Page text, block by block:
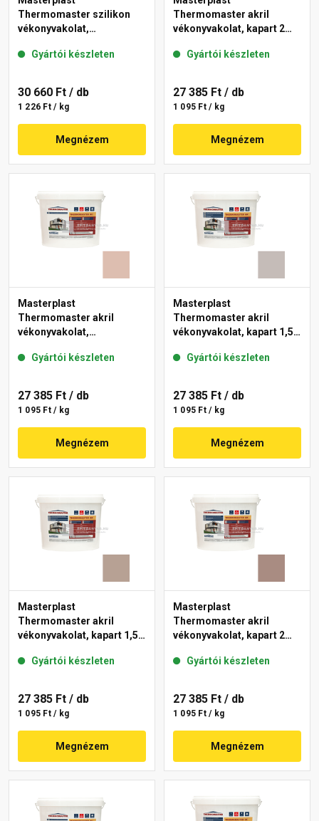
Thermomaster szilikon
vékonyvakolat,
14-D 25 kg
Gyártói készleten
30 660 Ft / db
1 226 Ft / kg
Megnézem
Thermomaster akril
vékonyvakolat, kapart 2
Gyártói készleten
27 385 Ft / db
1 095 Ft / kg
Megnézem
Masterplast
Thermomaster akril
vékonyvakolat,
13-D 25 kg
Gyártói készleten
27 385 Ft / db
1 095 Ft / kg
Megnézem
Masterplast
Thermomaster akril
vékonyvakolat, kapart 1,5
Gyártói készleten
27 385 Ft / db
1 095 Ft / kg
Megnézem
Masterplast
Thermomaster akril
vékonyvakolat, kapart 1,5
Gyártói készleten
27 385 Ft / db
1 095 Ft / kg
Megnézem
Masterplast
Thermomaster akril
vékonyvakolat, kapart 2
Gyártói készleten
27 385 Ft / db
1 095 Ft / kg
Megnézem